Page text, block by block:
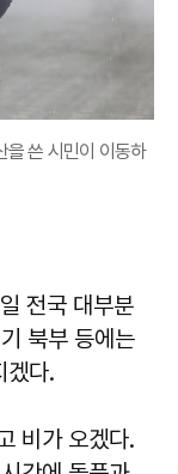
을 쓴 시민이 이동하
전국 대부분
북부 등에는
다.
비가 오겠다.